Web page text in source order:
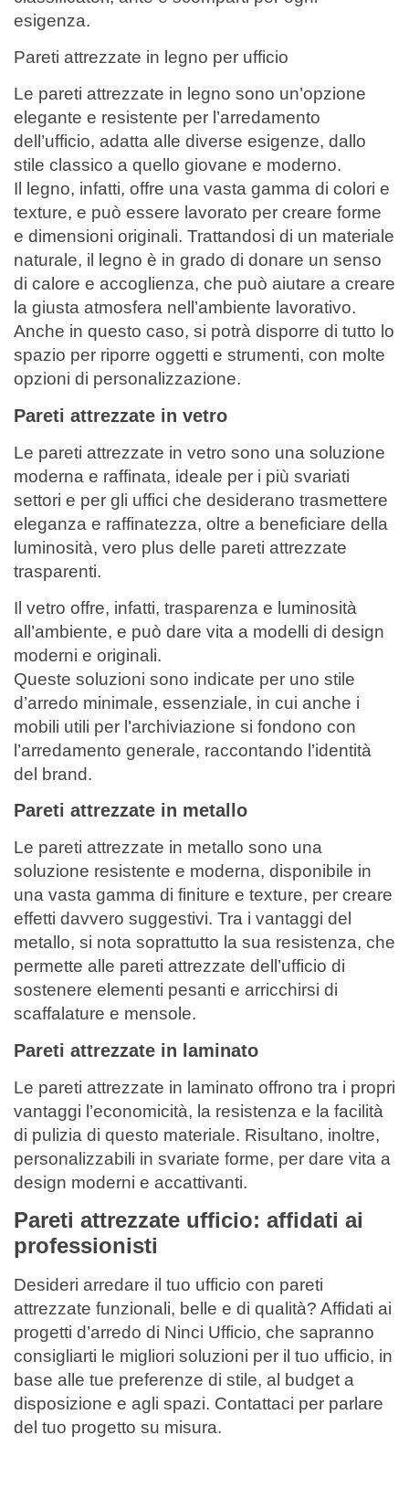
esigenza.
Pareti attrezzate in legno per ufficio
Le pareti attrezzate in legno sono un’opzione
elegante e resistente per l’arredamento
dell’ufficio, adatta alle diverse esigenze, dallo
stile classico a quello giovane e moderno.
Il legno, infatti, offre una vasta gamma di colori e
texture, e può essere lavorato per creare forme
e dimensioni originali. Trattandosi di un materiale
naturale, il legno è in grado di donare un senso
di calore e accoglienza, che può aiutare a creare
la giusta atmosfera nell’ambiente lavorativo.
Anche in questo caso, si potrà disporre di tutto lo
spazio per riporre oggetti e strumenti, con molte
opzioni di personalizzazione.
Pareti attrezzate in vetro
Le pareti attrezzate in vetro sono una soluzione
moderna e raffinata, ideale per i più svariati
settori e per gli uffici che desiderano trasmettere
eleganza e raffinatezza, oltre a beneficiare della
luminosità, vero plus delle pareti attrezzate
trasparenti.
Il vetro offre, infatti, trasparenza e luminosità
all’ambiente, e può dare vita a modelli di design
moderni e originali.
Queste soluzioni sono indicate per uno stile
d’arredo minimale, essenziale, in cui anche i
mobili utili per l’archiviazione si fondono con
l’arredamento generale, raccontando l’identità
del brand.
Pareti attrezzate in metallo
Le pareti attrezzate in metallo sono una
soluzione resistente e moderna, disponibile in
una vasta gamma di finiture e texture, per creare
effetti davvero suggestivi. Tra i vantaggi del
metallo, si nota soprattutto la sua resistenza, che
permette alle pareti attrezzate dell’ufficio di
sostenere elementi pesanti e arricchirsi di
scaffalature e mensole.
Pareti attrezzate in laminato
Le pareti attrezzate in laminato offrono tra i propri
vantaggi l’economicità, la resistenza e la facilità
di pulizia di questo materiale. Risultano, inoltre,
personalizzabili in svariate forme, per dare vita a
design moderni e accattivanti.
Pareti attrezzate ufficio: affidati ai
professionisti
Desideri arredare il tuo ufficio con pareti
attrezzate funzionali, belle e di qualità? Affidati ai
progetti d’arredo di Ninci Ufficio, che sapranno
consigliarti le migliori soluzioni per il tuo ufficio, in
base alle tue preferenze di stile, al budget a
disposizione e agli spazi. Contattaci per parlare
del tuo progetto su misura.